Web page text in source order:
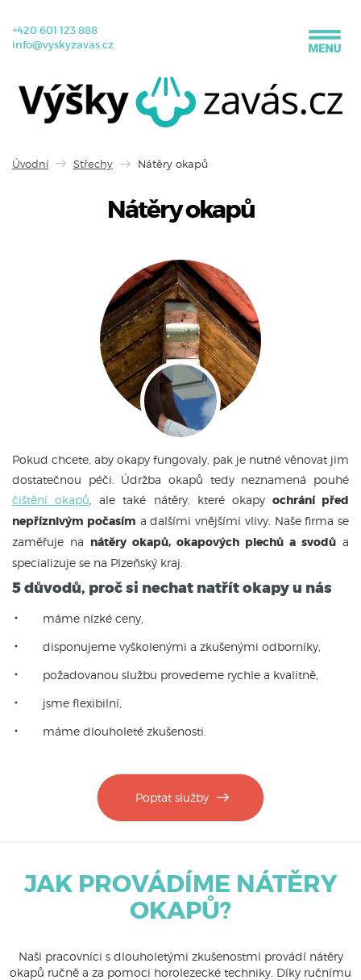
+420 601 123 888
info@vyskyzavas.cz
Úvodní Střechy Nátěry okapů
Nátěry okapů
Pokud chcete, aby okapy fungovaly, pak je nutné věnovat jim
dostatečnou péči. Údržba okapů tedy neznamená pouhé
čištění okapů , ale také nátěry, které okapy ochrání před
nepříznivým počasím a dalšími vnějšími vlivy. Naše firma se
zaměřuje na nátěry okapů, okapových plechů a svodů a
specializuje se na Plzeňský kraj.
5 důvodů, proč si nechat natřít okapy u nás
máme nízké ceny,
disponujeme vyškolenými a zkušenými odborníky,
požadovanou službu provedeme rychle a kvalitně,
jsme flexibilní,
máme dlouholeté zkušenosti.
Poptat služby
JAK PROVÁDÍME NÁTĚRY
OKAPŮ?
Naši pracovníci s dlouholetými zkušenostmi provádí nátěry
okapů ručně a za pomoci horolezecké techniky. Díky ručnímu